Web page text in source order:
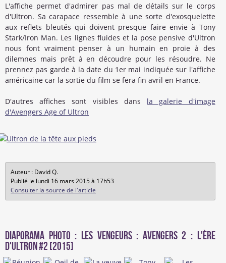
L'affiche permet d'admirer pas mal de détails sur le corps
d'Ultron. Sa carapace ressemble à une sorte d'exosquelette
aux reflets bleutés qui doivent presque faire envie à Tony
Stark/Iron Man. Les lignes fluides et la pose pensive d'Ultron
nous font vraiment penser à un humain en proie à des
dilemnes mais prêt à en découdre pour les résoudre. Ne
prennez pas garde à la date du 1er mai indiquée sur l'affiche
américaine car la sortie du film se fera fin avril en France.
D'autres affiches sont visibles dans la galerie d'image
d'Avengers Age of Ultron
Auteur : David Q.
Publié le lundi 16 mars 2015 à 17h53
Consulter la source de l'article
Diaporama photo : Les Vengeurs : Avengers 2 : l'ère
d'Ultron #2 [2015]